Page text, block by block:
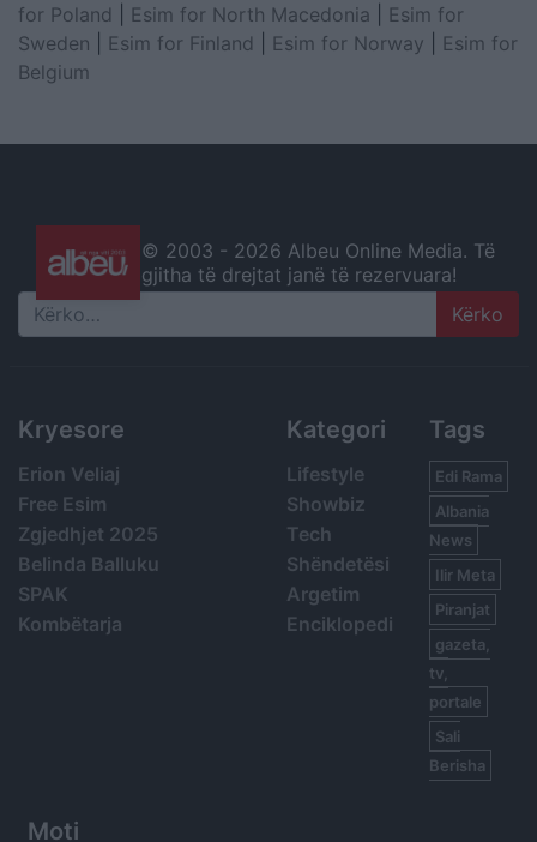
for Poland
Esim for North Macedonia
Esim for
Sweden
Esim for Finland Esim for Norway
Esim for
Belgium
© 2003 - 2026 Albeu Online Media. Të
gjitha të drejtat janë të rezervuara!
Search
Kryesore
Erion Veliaj
Free Esim
Zgjedhjet 2025
Belinda Balluku
SPAK
Kombëtarja
Kategori
Lifestyle
Showbiz
Tech
Shëndetësi
Argetim
Enciklopedi
Tags
Edi Rama
Albania
News
Ilir Meta
Piranjat
gazeta,
tv,
portale
Sali
Berisha
Moti